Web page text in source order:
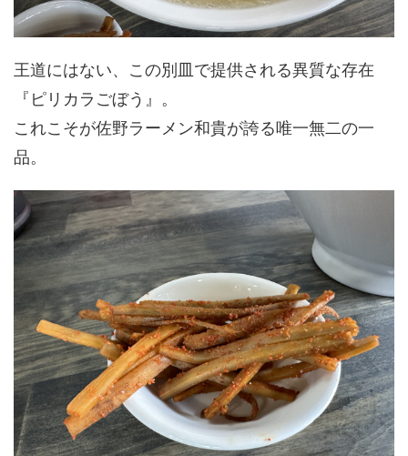
王道にはない、この別皿で提供される異質な存在
『ピリカラごぼう』。
これこそが佐野ラーメン和貴が誇る唯一無二の一
品。